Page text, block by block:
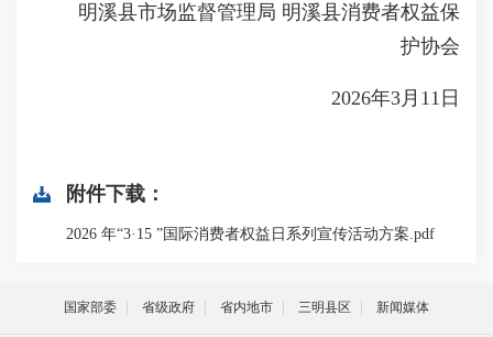
明溪县市场监督管理局 明溪县消费者权益保
护协会
2026年3月11日
附件下载：
2026 年“3·15 ”国际消费者权益日系列宣传活动方案.pdf
国家部委 省级政府 省内地市 三明县区 新闻媒体